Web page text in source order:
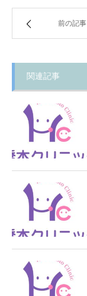
前の記事
関連記事